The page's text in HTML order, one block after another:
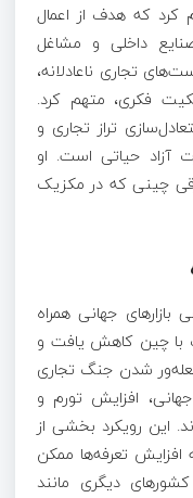
کرد که هدف از اعمال
صنایع داخلی و مشاغل
تجاری ناعادلانه،
فکری، متهم کرد.
تراز تجاری و
آزاد حیاتی است. او
چینی که در مکزیک
بازار‌های جهانی همراه
با چین کاهش یافت و
شدن جنگ تجاری
افزایش تورم و
این رویکرد بخشی از
تعرفه‌ها ممکن
دیگری مانند